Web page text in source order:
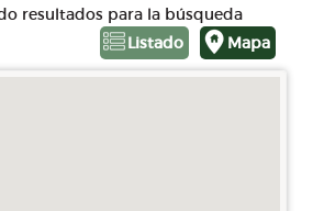
resultados para la búsqueda
Mapa
Listado